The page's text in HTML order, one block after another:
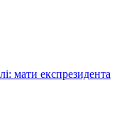
мати експрезидента